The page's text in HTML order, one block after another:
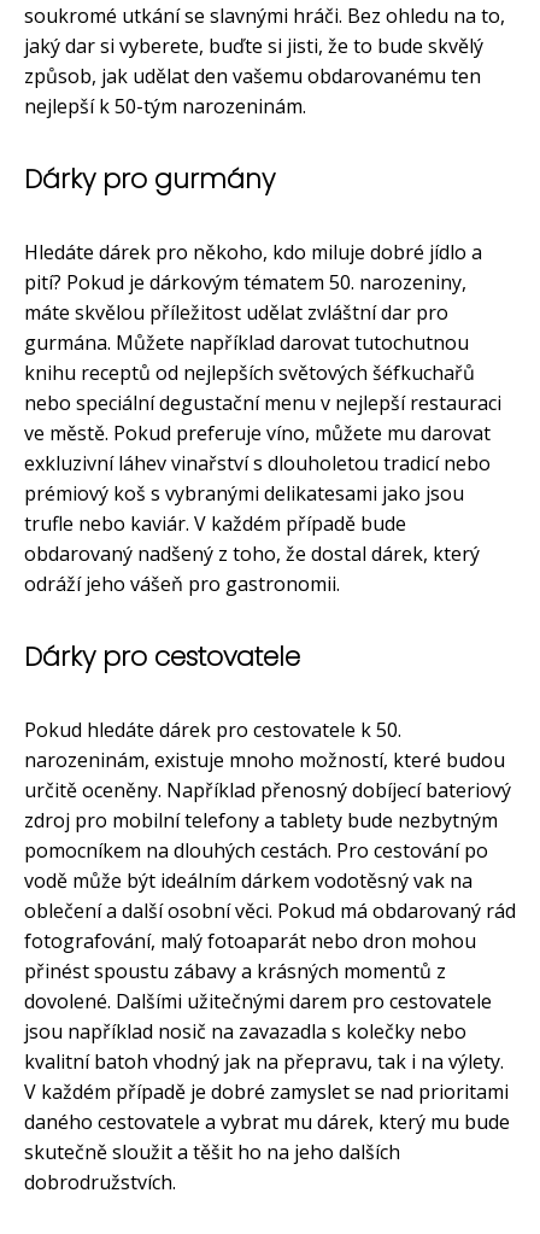
soukromé utkání se slavnými hráči. Bez ohledu na to,
jaký dar si vyberete, buďte si jisti, že to bude skvělý
způsob, jak udělat den vašemu obdarovanému ten
nejlepší k 50-tým narozeninám.
Dárky pro gurmány
Hledáte dárek pro někoho, kdo miluje dobré jídlo a
pití? Pokud je dárkovým tématem 50. narozeniny,
máte skvělou příležitost udělat zvláštní dar pro
gurmána. Můžete například darovat tutochutnou
knihu receptů od nejlepších světových šéfkuchařů
nebo speciální degustační menu v nejlepší restauraci
ve městě. Pokud preferuje víno, můžete mu darovat
exkluzivní láhev vinařství s dlouholetou tradicí nebo
prémiový koš s vybranými delikatesami jako jsou
trufle nebo kaviár. V každém případě bude
obdarovaný nadšený z toho, že dostal dárek, který
odráží jeho vášeň pro gastronomii.
Dárky pro cestovatele
Pokud hledáte dárek pro cestovatele k 50.
narozeninám, existuje mnoho možností, které budou
určitě oceněny. Například přenosný dobíjecí bateriový
zdroj pro mobilní telefony a tablety bude nezbytným
pomocníkem na dlouhých cestách. Pro cestování po
vodě může být ideálním dárkem vodotěsný vak na
oblečení a další osobní věci. Pokud má obdarovaný rád
fotografování, malý fotoaparát nebo dron mohou
přinést spoustu zábavy a krásných momentů z
dovolené. Dalšími užitečnými darem pro cestovatele
jsou například nosič na zavazadla s kolečky nebo
kvalitní batoh vhodný jak na přepravu, tak i na výlety.
V každém případě je dobré zamyslet se nad prioritami
daného cestovatele a vybrat mu dárek, který mu bude
skutečně sloužit a těšit ho na jeho dalších
dobrodružstvích.